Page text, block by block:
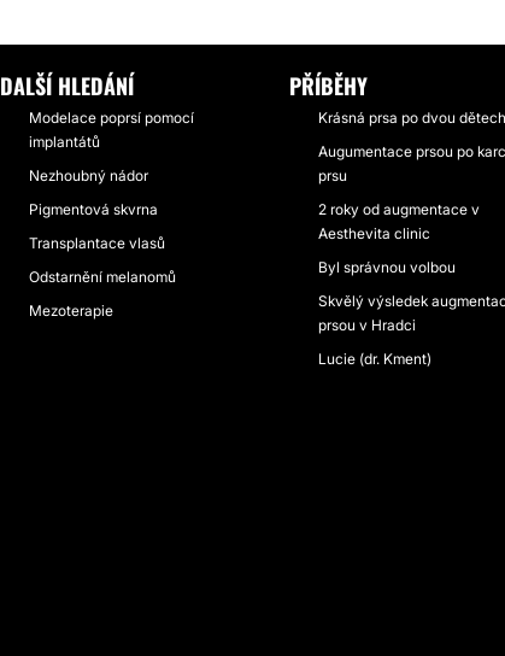
DALŠÍ HLEDÁNÍ
Modelace poprsí pomocí
implantátů
Nezhoubný nádor
Pigmentová skvrna
Transplantace vlasů
Odstarnění melanomů
Mezoterapie
PŘÍBĚHY
Krásná prsa po dvou dětech
Augumentace prsou po
prsu
2 roky od augmentace v
Aesthevita clinic
Byl správnou volbou
Skvělý výsledek
prsou v Hradci
Lucie (dr. Kment)